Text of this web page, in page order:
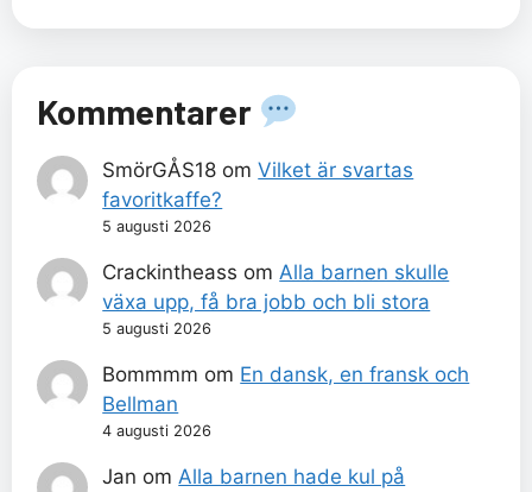
Kommentarer
SmörGÅS18 omVilket är svartas
favoritkaffe?
5 augusti 2026
Crackintheass om Alla barnen skulle
växa upp, få bra jobb och bli stora
5 augusti 2026
Bommmm om En dansk, en fransk och
Bellman
4 augusti 2026
Jan om Alla barnen hade kul på